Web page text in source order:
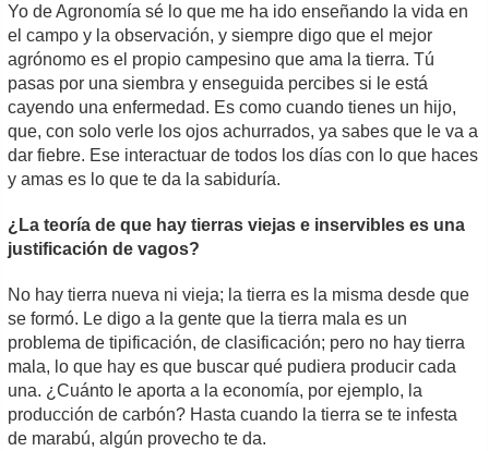
Yo de Agronomía sé lo que me ha ido enseñando la vida en
el campo y la observación, y siempre digo que el mejor
agrónomo es el propio campesino que ama la tierra. Tú
pasas por una siembra y enseguida percibes si le está
cayendo una enfermedad. Es como cuando tienes un hijo,
que, con solo verle los ojos achurrados, ya sabes que le va a
dar fiebre. Ese interactuar de todos los días con lo que haces
y amas es lo que te da la sabiduría.
¿La teoría de que hay tierras viejas e inservibles es una
justificación de vagos?
No hay tierra nueva ni vieja; la tierra es la misma desde que
se formó. Le digo a la gente que la tierra mala es un
problema de tipificación, de clasificación; pero no hay tierra
mala, lo que hay es que buscar qué pudiera producir cada
una. ¿Cuánto le aporta a la economía, por ejemplo, la
producción de carbón? Hasta cuando la tierra se te infesta
de marabú, algún provecho te da.